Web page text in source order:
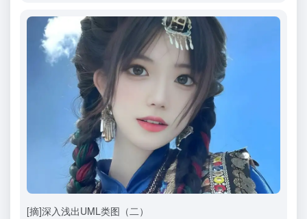
[摘]深入浅出UML类图（二）